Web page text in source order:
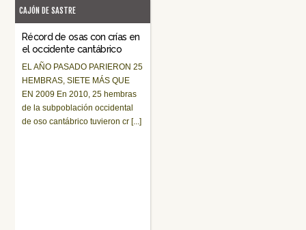
CAJÓN DE SASTRE
Récord de osas con crías en
el occidente cantábrico
EL AÑO PASADO PARIERON 25
HEMBRAS, SIETE MÁS QUE
EN 2009 En 2010, 25 hembras
de la subpoblación occidental
de oso cantábrico tuvieron cr [...]